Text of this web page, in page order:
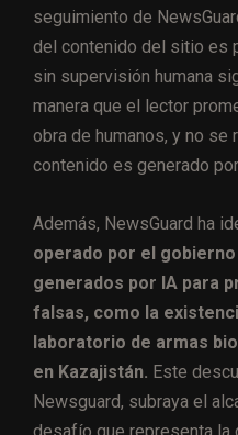
seguimiento de
del contenido del sitio es
sin supervisión humana
manera que el lector
obra de humanos, y no se
contenido es generado
Además, NewsGuard ha
operado por el
generados por IA para
falsas, como la
laboratorio de armas
en Kazajistán. Este
Newsguard, subraya el